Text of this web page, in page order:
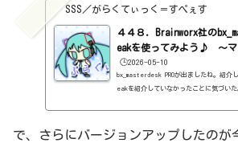
SSS／がらくてぃっく＝すぺぇす
４４８．Brainworx社の
eakを使ってみよう♪ ～
🕒️2026-05-10
bx_masterdesk PROが出ましたね。紹介
eakを紹介していなかったことに気づい
z/2022/05/03/bcmasterdeskclassic/で
で、さらにバージョンアップしたのが